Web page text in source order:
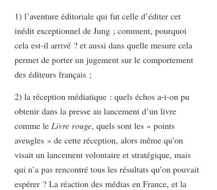
1) l’aventure éditoriale qui fut celle d’éditer cet
inédit exceptionnel de Jung ; comment, pourquoi
cela est-il arrivé ? et aussi dans quelle mesure cela
permet de porter un jugement sur le comportement
des éditeurs français ;
2) la réception médiatique : quels échos a-t-on pu
obtenir dans la presse au lancement d’un livre
comme le Livre rouge, quels sont les « points
aveugles » de cette réception, alors même qu’on
visait un lancement volontaire et stratégique, mais
qui n’a pas rencontré tous les résultats qu’on pouvait
espérer ? La réaction des médias en France, et la